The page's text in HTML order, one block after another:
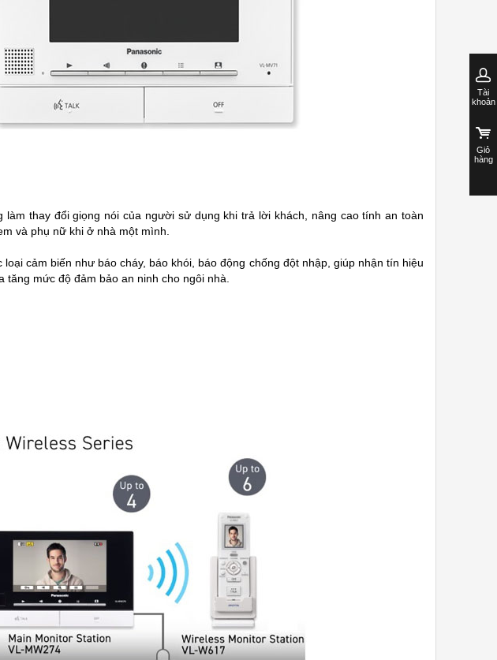
thay đổi giọng nói của người sử dụng khi trả lời khách, nâng cao tính an toàn
và phụ nữ khi ở nhà một mình.
cảm biến như báo cháy, báo khói, báo động chống đột nhập, giúp nhận tín hiệu
mức độ đảm bảo an ninh cho ngôi nhà.
Tài
khoản
Giỏ
hàng